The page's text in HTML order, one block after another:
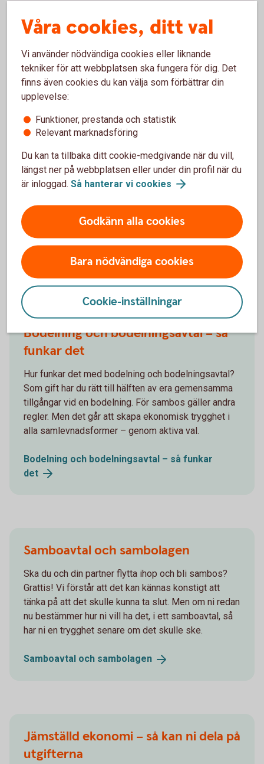
Prata ihop er innan. Att skriva ner vad ni sagt
kan vara ett bra stöd för minnet.
Har ni samma syn på ekonomi? Vad ska vara
gemensamma kostnader? Ska ni betala lika
mycket eller utifrån lön?
Om ni köper bostad tillsammans, ska ni betala
hjälp av en jurist för att diskutera.
Hur ska ni göra om en flyttar in i den andres
bostadsrätt eller villa. Ska man köpa in sig, hur
dela på kostnader och en eventuell framtida
vinst?
löser problem om ni senare skulle gå skilda
Andra läser också
Bodelning och bodelningsavtal – så
funkar det
Hur funkar det med bodelning och bodelningsavtal?
Som gift har du rätt till hälften av era gemensamma
tillgångar vid en bodelning. För sambos gäller andra
regler. Men det går att skapa ekonomisk trygghet i
alla samlevnadsformer – genom aktiva val.
Bodelning och bodelningsavtal – så funkar
det
Samboavtal och sambolagen
Ska du och din partner flytta ihop och bli sambos?
Grattis! Vi förstår att det kan kännas konstigt att
tänka på att det skulle kunna ta slut. Men om ni redan
nu bestämmer hur ni vill ha det, i ett samboavtal, så
har ni en trygghet senare om det skulle ske.
Samboavtal och sambolagen
Jämställd ekonomi – så kan ni dela på
utgifterna
Våra cookies, ditt val
Vi använder nödvändiga cookies eller liknande
tekniker för att webbplatsen ska fungera för dig. Det
finns även cookies du kan välja som förbättrar din
upplevelse:
Funktioner, prestanda och statistik
Relevant marknadsföring
Du kan ta tillbaka ditt cookie-medgivande när du vill,
längst ner på webbplatsen eller under din profil när du
är inloggad. Så hanterar vi cookies
Godkänn alla cookies
Bara nödvändiga cookies
Cookie-inställningar